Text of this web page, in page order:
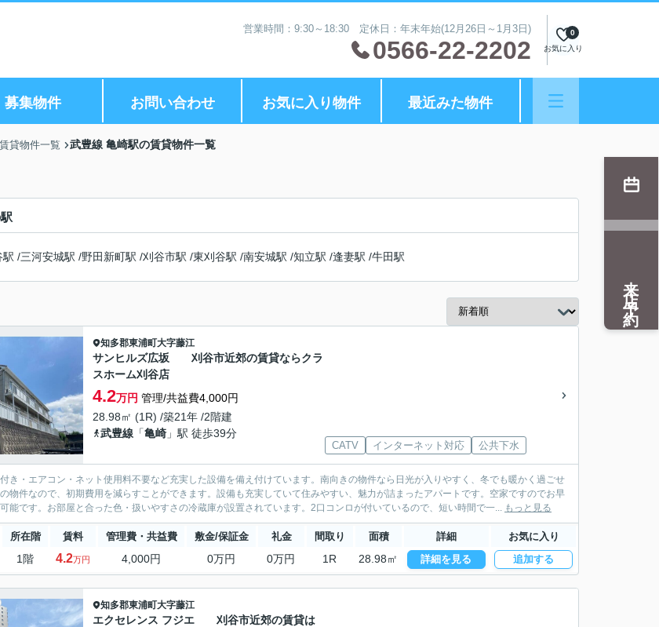
営業時間：9:30～18:30 定休日：年末年始(12月26日～1月3日)
0566-22-2202 お気に入り
0
募集物件 お問い合わせ お気に入り物件 最近みた物件
貸物件一覧 武豊線 亀崎駅の賃貸物件一覧
駅 /三河安城駅 /野田新町駅 /刈谷市駅 /東刈谷駅 /南安城駅 /知立駅 /逢妻駅 /牛田駅
知多郡東浦町大字藤江
サンヒルズ広坂 刈谷市近郊の賃貸ならクラ
スホーム刈谷店
4.2万円 管理/共益費4,000円
28.98㎡ (1R) /築21年 /2階建
武豊線 「亀崎 」駅 徒歩39分
CATV インターネット対応 公共下水
き・エアコン・ネット使用料不要など充実した設備を備え付けています。南向きの物件なら日光が入りやすく、冬でも暖かく過ごせ
物件なので、初期費用を減らすことができます。設備も充実していて住みやすい、魅力が詰まったアパートです。空家ですのでお早
能です。お部屋と合った色・扱いやすさの冷蔵庫が設置されています。2口コンロが付いているので、短い時間で一... もっと見る
所在階 賃料 管理費・共益費 敷金/保証金 礼金 間取り 面積 詳細 お気に入り
1階 4.2万円 4,000円 0万円 0万円 1R 28.98㎡ 詳細を見る 追加する
知多郡東浦町大字藤江
エクセレンス フジエ 刈谷市近郊の賃貸は
来店予約